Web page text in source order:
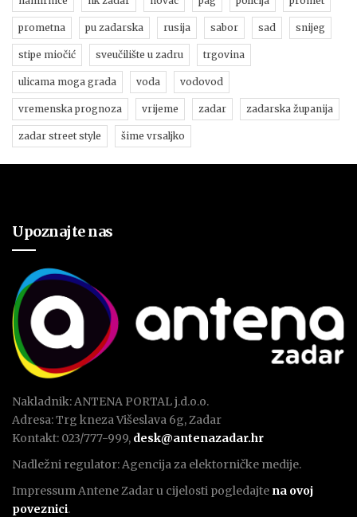
prometna pu zadarska rusija sabor sad snijeg
stipe miočić sveučilište u zadru trgovina
ulicama moga grada voda vodovod
vremenska prognoza vrijeme zadar zadarska županija
zadar street style šime vrsaljko
Upoznajte nas
Nakladnik: ANTENA PORTAL j.d.o.o.
Adresa: Trg kneza Višeslava 6g, Zadar
Kontakt: 023/777-999, desk@antenazadar.hr
Nadležni regulator: Agencija za elektorničke medije.
Impressum Antene Zadar u cijelosti pogledajte na ovoj
poveznici.